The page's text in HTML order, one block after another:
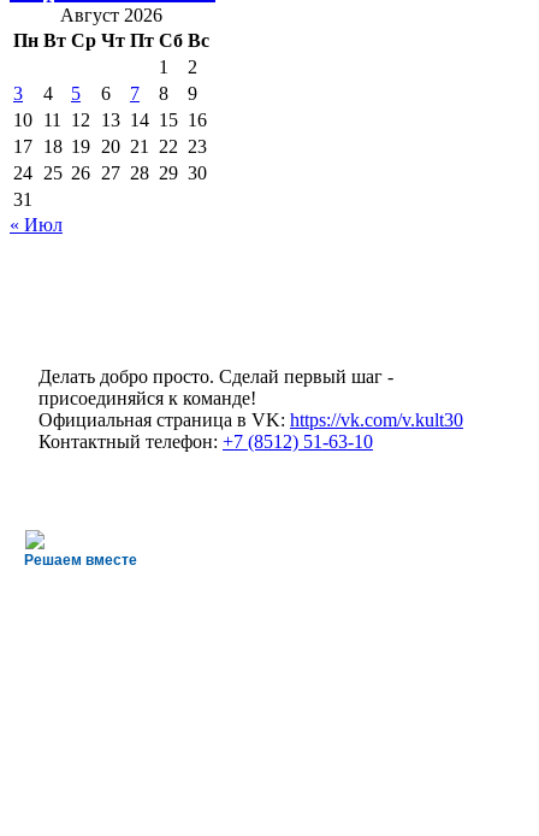
Август 2026
Пн Вт Ср Чт Пт Сб Вс
1
2
3
4 5 6 7 8
9
10 11 12 13 14 15 16
17 18 19 20 21 22 23
24 25 26 27 28 29 30
31
« Июл
Делать добро просто. Сделай первый шаг -
присоединяйся к команде!
Официальная страница в VK: https://vk.com/v.kult30
Контактный телефон: +7 (8512) 51-63-10
Решаем вместе